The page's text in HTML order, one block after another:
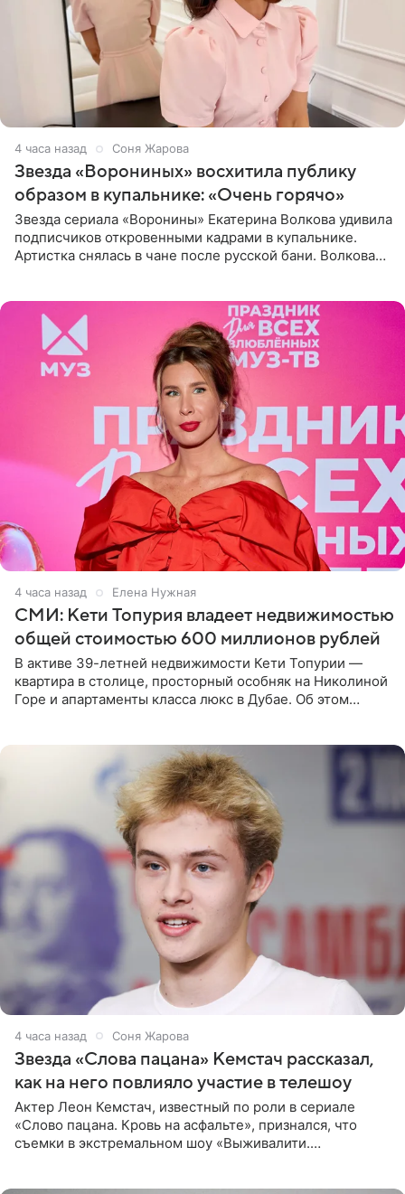
4 часа назад Соня Жарова
Звезда «Ворониных» восхитила публику
образом в купальнике: «Очень горячо»
Звезда сериала «Воронины» Екатерина Волкова удивила
подписчиков откровенными кадрами в купальнике.
Артистка снялась в чане после русской бани. Волкова
4 часа назад Елена Нужная
СМИ: Кети Топурия владеет недвижимостью
общей стоимостью 600 миллионов рублей
В активе 39-летней недвижимости Кети Топурии —
квартира в столице, просторный особняк на Николиной
Горе и апартаменты класса люкс в Дубае. Об этом
4 часа назад Соня Жарова
Звезда «Слова пацана» Кемстач рассказал,
как на него повлияло участие в телешоу
Актер Леон Кемстач, известный по роли в сериале
«Слово пацана. Кровь на асфальте», признался, что
съемки в экстремальном шоу «Выживалити.